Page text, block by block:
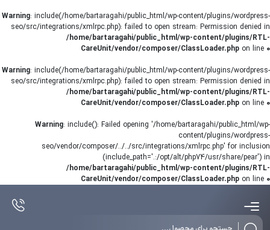
Warning: include(/home/bartaragahi/public_html/wp-content/plugins/wordpress-
seo/src/integrations/xmlrpc.php): failed to open stream: Permission denied in
/home/bartaragahi/public_html/wp-content/plugins/RTL-
CareUnit/vendor/composer/ClassLoader.php on line 0
Warning: include(/home/bartaragahi/public_html/wp-content/plugins/wordpress-
seo/src/integrations/xmlrpc.php): failed to open stream: Permission denied in
/home/bartaragahi/public_html/wp-content/plugins/RTL-
CareUnit/vendor/composer/ClassLoader.php on line 0
Warning: include(): Failed opening '/home/bartaragahi/public_html/wp-
content/plugins/wordpress-
seo/vendor/composer/../../src/integrations/xmlrpc.php' for inclusion
(include_path='.:/opt/alt/php74/usr/share/pear') in
/home/bartaragahi/public_html/wp-content/plugins/RTL-
CareUnit/vendor/composer/ClassLoader.php on line 0